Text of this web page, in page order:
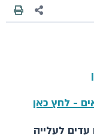
- לחץ כאן
לעלייה